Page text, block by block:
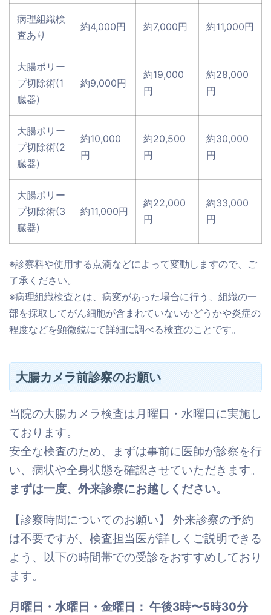
病理組織検
査あり
約4,000円 約7,000円 約11,000円
大腸ポリー
プ切除術(1
臓器)
約9,000円
約19,000
円
約28,000
円
大腸ポリー
プ切除術(2
臓器)
約10,000
円
約20,500
円
約30,000
円
大腸ポリー
プ切除術(3
臓器)
約11,000円
約22,000
円
約33,000
円
※診察料や使用する点滴などによって変動しますので、ご
了承ください。
※病理組織検査とは、病変があった場合に行う、組織の一
部を採取してがん細胞が含まれていないかどうかや炎症の
程度などを顕微鏡にて詳細に調べる検査のことです。
大腸カメラ前診察のお願い
当院の大腸カメラ検査は月曜日・水曜日に実施し
ております。
安全な検査のため、まずは事前に医師が診察を行
い、病状や全身状態を確認させていただきます。
まずは一度、外来診察にお越しください。
【診察時間についてのお願い】 外来診察の予約
は不要ですが、検査担当医が詳しくご説明できる
よう、以下の時間帯での受診をおすすめしており
ます。
月曜日・水曜日・金曜日： 午後3時〜5時30分